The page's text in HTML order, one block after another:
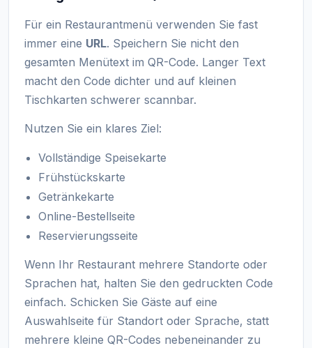
Für ein Restaurantmenü verwenden Sie fast
immer eine URL. Speichern Sie nicht den
gesamten Menütext im QR-Code. Langer Text
macht den Code dichter und auf kleinen
Tischkarten schwerer scannbar.
Nutzen Sie ein klares Ziel:
Vollständige Speisekarte
Frühstückskarte
Getränkekarte
Online-Bestellseite
Reservierungsseite
Wenn Ihr Restaurant mehrere Standorte oder
Sprachen hat, halten Sie den gedruckten Code
einfach. Schicken Sie Gäste auf eine
Auswahlseite für Standort oder Sprache, statt
mehrere kleine QR-Codes nebeneinander zu